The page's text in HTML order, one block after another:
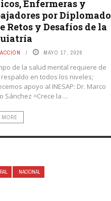
Enfermeras y
por Diplomado
Retos y Desafíos de la
MAYO 17, 2026
de la salud mental requiere de
en todos los niveles;
apoyo al INESAP: Dr. Marco
Sánchez =Crece la ...
MORE
NACIONAL